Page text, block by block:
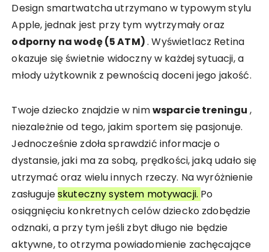
Design smartwatcha utrzymano w typowym stylu
Apple, jednak jest przy tym wytrzymały oraz
odporny na wodę (5 ATM). Wyświetlacz Retina
okazuje się świetnie widoczny w każdej sytuacji, a
młody użytkownik z pewnością doceni jego jakość.
Twoje dziecko znajdzie w nimwsparcie treningu ,
niezależnie od tego, jakim sportem się pasjonuje.
Jednocześnie zdoła sprawdzić informacje o
dystansie, jaki ma za sobą, prędkości, jaką udało się
utrzymać oraz wielu innych rzeczy. Na wyróżnienie
zasługujeskuteczny system motywacji. Po
osiągnięciu konkretnych celów dziecko zdobędzie
odznaki, a przy tym jeśli zbyt długo nie będzie
aktywne, to otrzyma powiadomienie zachęcające